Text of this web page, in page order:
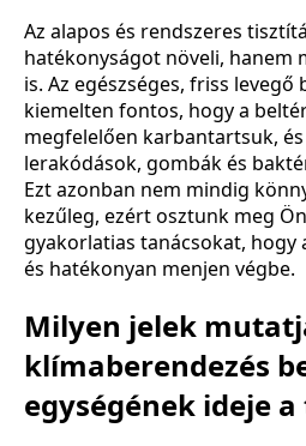
Az alapos és rendszeres
hatékonyságot növeli, hanem
is. Az egészséges, friss
kiemelten fontos, hogy a
megfelelően karbantartsuk,
lerakódások, gombák és
Ezt azonban nem mindig
kezűleg, ezért osztunk meg
gyakorlatias tanácsokat, hogy
és hatékonyan menjen végbe.
Milyen jelek
klímaberendezés
egységének ideje